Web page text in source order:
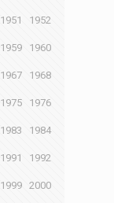
1951 1952
1959 1960
1967 1968
1975 1976
1983 1984
1991 1992
1999 2000